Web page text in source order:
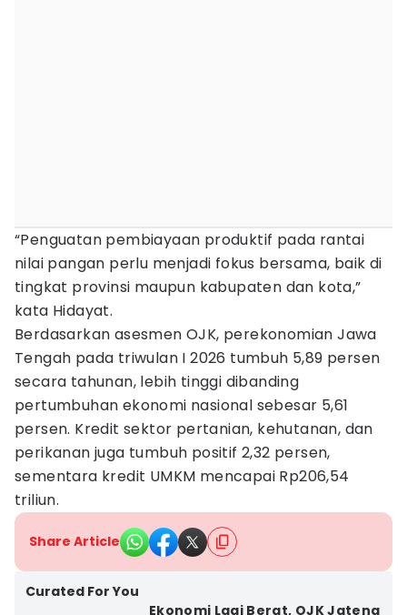
“Penguatan pembiayaan produktif pada rantai
nilai pangan perlu menjadi fokus bersama, baik di
tingkat provinsi maupun kabupaten dan kota,”
kata Hidayat.
Berdasarkan asesmen OJK, perekonomian Jawa
Tengah pada triwulan I 2026 tumbuh 5,89 persen
secara tahunan, lebih tinggi dibanding
pertumbuhan ekonomi nasional sebesar 5,61
persen. Kredit sektor pertanian, kehutanan, dan
perikanan juga tumbuh positif 2,32 persen,
sementara kredit UMKM mencapai Rp206,54
triliun.
Share Article
Curated For You
Ekonomi Lagi Berat, OJK Jateng